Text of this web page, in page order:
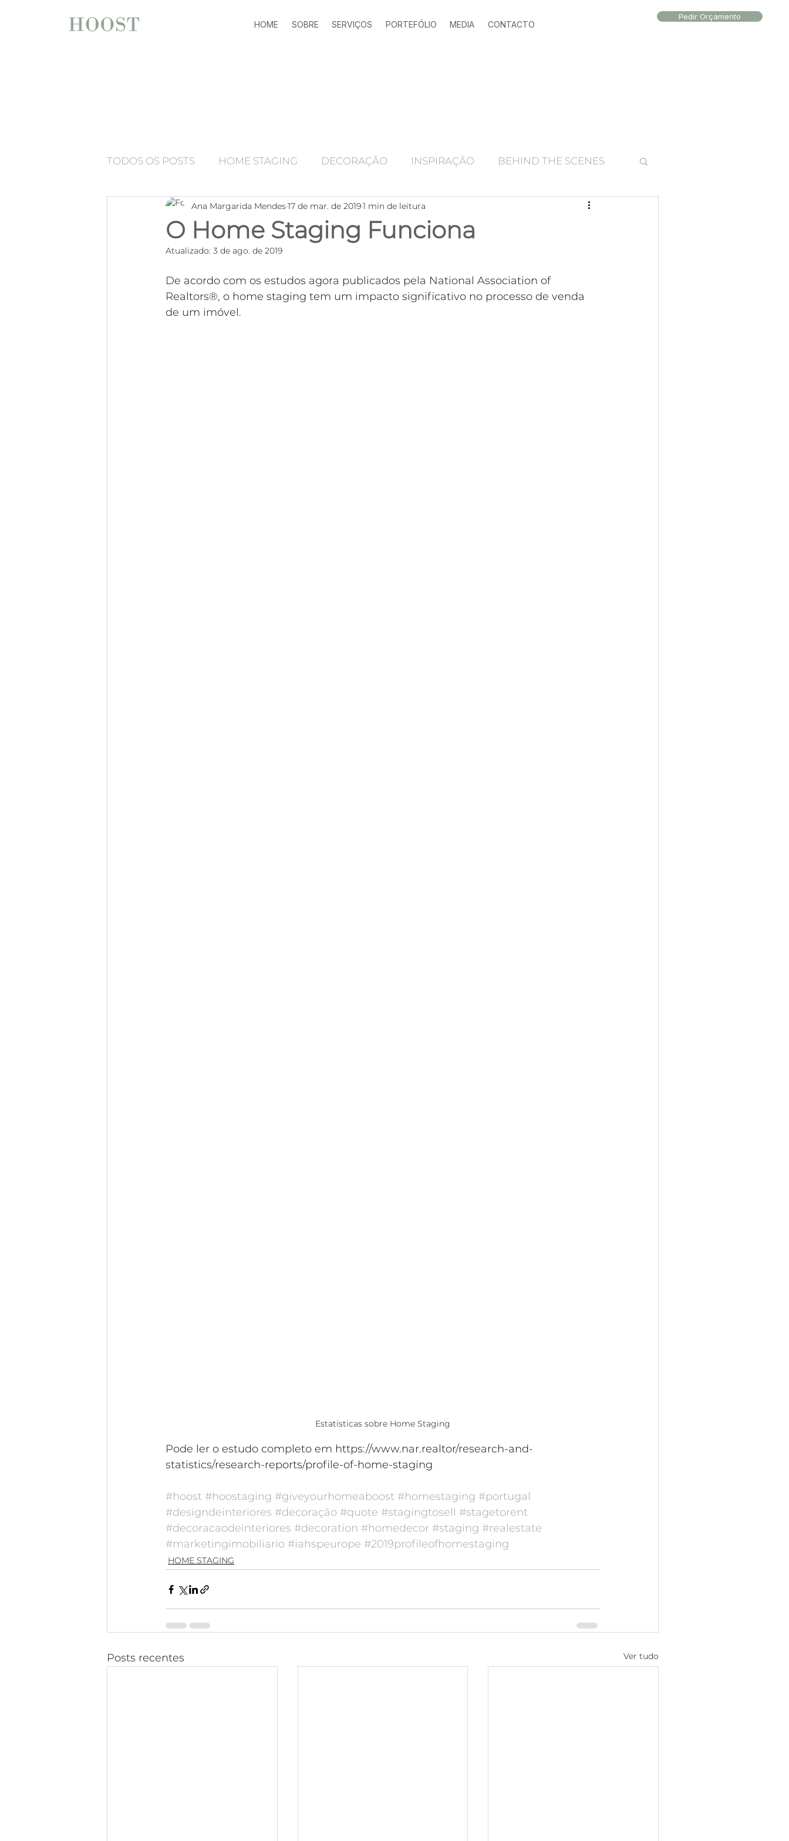
HOME SOBRE SERVIÇOS PORTEFÓLIO MEDIA CONTACTO
Pedir Orçamento
TODOS OS POSTS HOME STAGING DECORAÇÃO INSPIRAÇÃO BEHIND THE SCENES
espelhos Press Release Ferramentas marketing imobiliário
Luxury home staging Antes e depois
O Home Staging Funciona
Ana Margarida Mendes17 de mar. de 20191 min de leitura
Atualizado: 3 de ago. de 2019
De acordo com os estudos agora publicados pela National Association of
Realtors®, o home staging tem um impacto significativo no processo de venda
de um imóvel.
Estatísticas sobre Home Staging
Pode ler o estudo completo em https://www.nar.realtor/research-and-
statistics/research-reports/profile-of-home-staging
#hoost #hoostaging #giveyourhomeaboost #homestaging #portugal
#designdeinteriores #decoração #quote #stagingtosell #stagetorent
#decoracaodeinteriores #decoration #homedecor #staging #realestate
#marketingimobiliario #iahspeurope #2019profileofhomestaging
HOME STAGING
Posts recentes Ver tudo